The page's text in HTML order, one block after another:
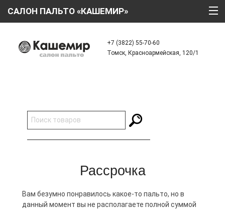
+7 (3822) 55-70-60
Томск, Красноармейская, 120/1
САЛОН ПАЛЬТО «КАШЕМИР»
О КОМПАНИИ
АКЦИИ
КРЕДИТ
Рассрочка
Вам безумно понравилось какое-то пальто, но в
данный момент вы не располагаете полной суммой